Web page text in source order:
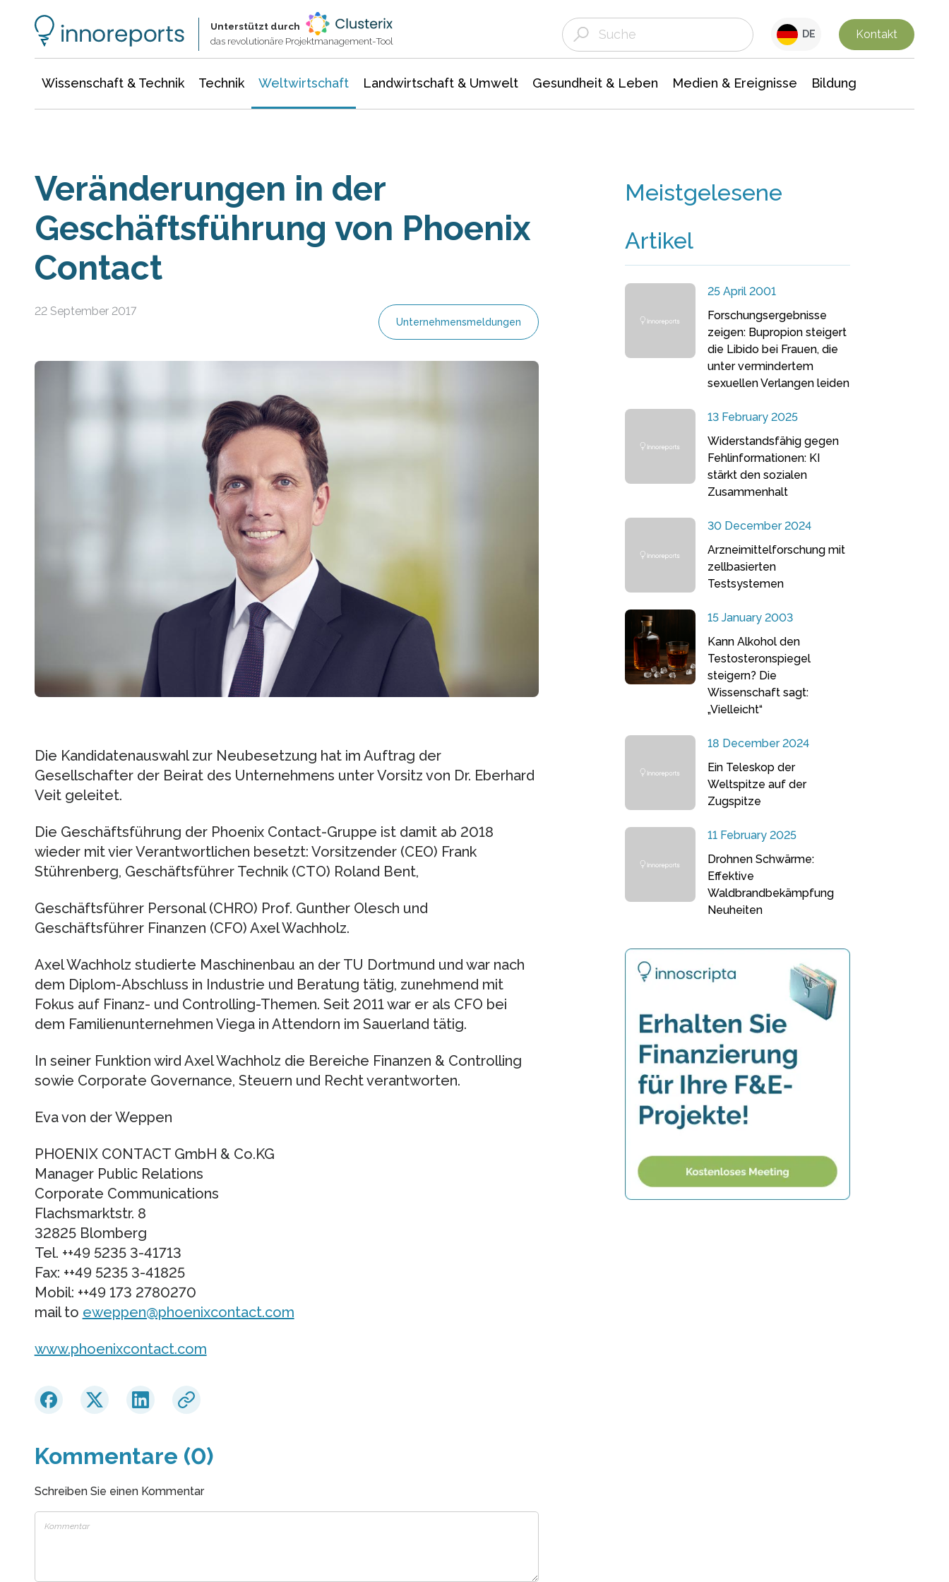
Unterstützt durch
das revolutionäre Projektmanagement-Tool
DE Kontakt
Wissenschaft & Technik Technik Weltwirtschaft Landwirtschaft & Umwelt Gesundheit & Leben Medien & Ereignisse Bildung
Veränderungen in der
Geschäftsführung von Phoenix
Contact
22 September 2017
Unternehmensmeldungen
Die Kandidatenauswahl zur Neubesetzung hat im Auftrag der
Gesellschafter der Beirat des Unternehmens unter Vorsitz von Dr. Eberhard
Veit geleitet.
Die Geschäftsführung der Phoenix Contact-Gruppe ist damit ab 2018
wieder mit vier Verantwortlichen besetzt: Vorsitzender (CEO) Frank
Stührenberg, Geschäftsführer Technik (CTO) Roland Bent,
Geschäftsführer Personal (CHRO) Prof. Gunther Olesch und
Geschäftsführer Finanzen (CFO) Axel Wachholz.
Axel Wachholz studierte Maschinenbau an der TU Dortmund und war nach
dem Diplom-Abschluss in Industrie und Beratung tätig, zunehmend mit
Fokus auf Finanz- und Controlling-Themen. Seit 2011 war er als CFO bei
dem Familienunternehmen Viega in Attendorn im Sauerland tätig.
In seiner Funktion wird Axel Wachholz die Bereiche Finanzen & Controlling
sowie Corporate Governance, Steuern und Recht verantworten.
Eva von der Weppen
PHOENIX CONTACT GmbH & Co.KG
Manager Public Relations
Corporate Communications
Flachsmarktstr. 8
32825 Blomberg
Tel. ++49 5235 3-41713
Fax: ++49 5235 3-41825
Mobil: ++49 173 2780270
mail to eweppen@phoenixcontact.com
www.phoenixcontact.com
Kommentare (0)
Schreiben Sie einen Kommentar
Meistgelesene
Artikel
25 April 2001
Forschungsergebnisse
zeigen: Bupropion steigert
die Libido bei Frauen, die
unter vermindertem
sexuellen Verlangen leiden
13 February 2025
Widerstandsfähig gegen
Fehlinformationen: KI
stärkt den sozialen
Zusammenhalt
30 December 2024
Arzneimittelforschung mit
zellbasierten
Testsystemen
15 January 2003
Kann Alkohol den
Testosteronspiegel
steigern? Die
Wissenschaft sagt:
„Vielleicht“
18 December 2024
Ein Teleskop der
Weltspitze auf der
Zugspitze
11 February 2025
Drohnen Schwärme:
Effektive
Waldbrandbekämpfung
Neuheiten